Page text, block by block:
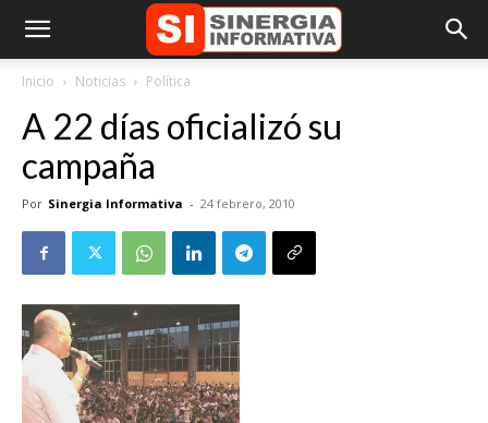
Inicio Noticias Política
A 22 días oficializó su
campaña
Por Sinergia Informativa - 24 febrero, 2010